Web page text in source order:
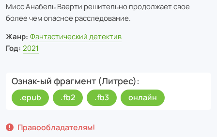
Мисс Анабель Ваерти решительно продолжает свое
более чем опасное расследование.
Жанр: Фантастический детектив
Год: 2021
Ознак-ый фрагмент (Литрес)
.epub .fb2 .fb3 онлайн
Правообладателям!